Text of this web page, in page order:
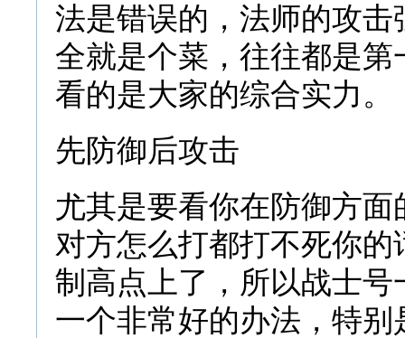
法是错误的，法师的攻
全就是个菜，往往都是
看的是大家的综合实力。
先防御后攻击
尤其是要看你在防御方
对方怎么打都打不死你
制高点上了，所以战士
一个非常好的办法，特